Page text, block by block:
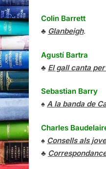
Colin Barrett
♣ Glanbeigh.
Agustí Bartra
♣ El gall canta
Sebastian Barry
♠ A la banda de
Charles
♠ Consells als
♣